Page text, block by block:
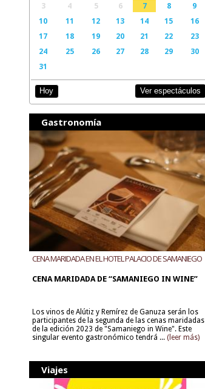
3
4 5 6 7 8
9
10
11 12 13 14 15
16
17
18 19 20 21 22
23
24
25 26 27 28 29
30
31
Hoy Ver espectáculos
Gastronomía
CENA MARIDADA EN EL HOTEL PALACIO DE SAMANIEGO
CENA MARIDADA DE “SAMANIEGO IN WINE”
Los vinos de Alútiz y Remírez de Ganuza serán los
participantes de la segunda de las cenas maridadas
de la edición 2023 de "Samaniego in Wine". Este
singular evento gastronómico tendrá ... (leer más)
Viajes